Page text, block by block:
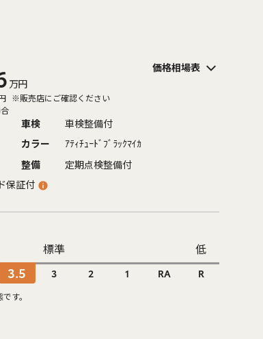
万円
価格相場表
※販売店にご確認ください
車検
車検整備付
カラー
ｱﾃｨﾁｭｰﾄﾞﾌﾞﾗｯｸﾏｲｶ
整備
定期点検整備付
保証付
標準 低
3.5 3 2 1 RA R
す。